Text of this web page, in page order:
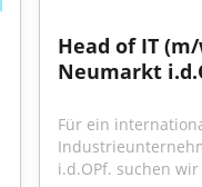
Head of IT
Neumarkt
Für ein
i.d.OPf. suchen